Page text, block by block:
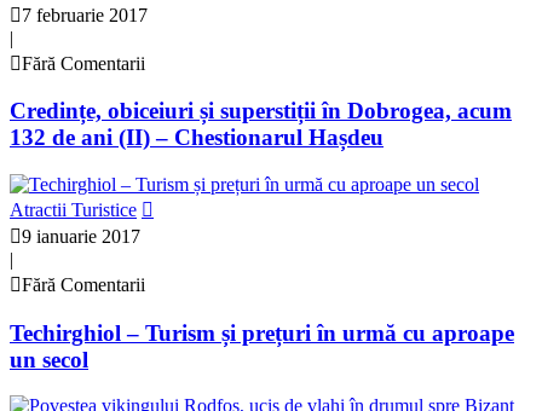
7 februarie 2017
|
Fără Comentarii
Credințe, obiceiuri și superstiții în Dobrogea, acum
132 de ani (II) – Chestionarul Hașdeu
Atractii Turistice
9 ianuarie 2017
|
Fără Comentarii
Techirghiol – Turism și prețuri în urmă cu aproape
un secol